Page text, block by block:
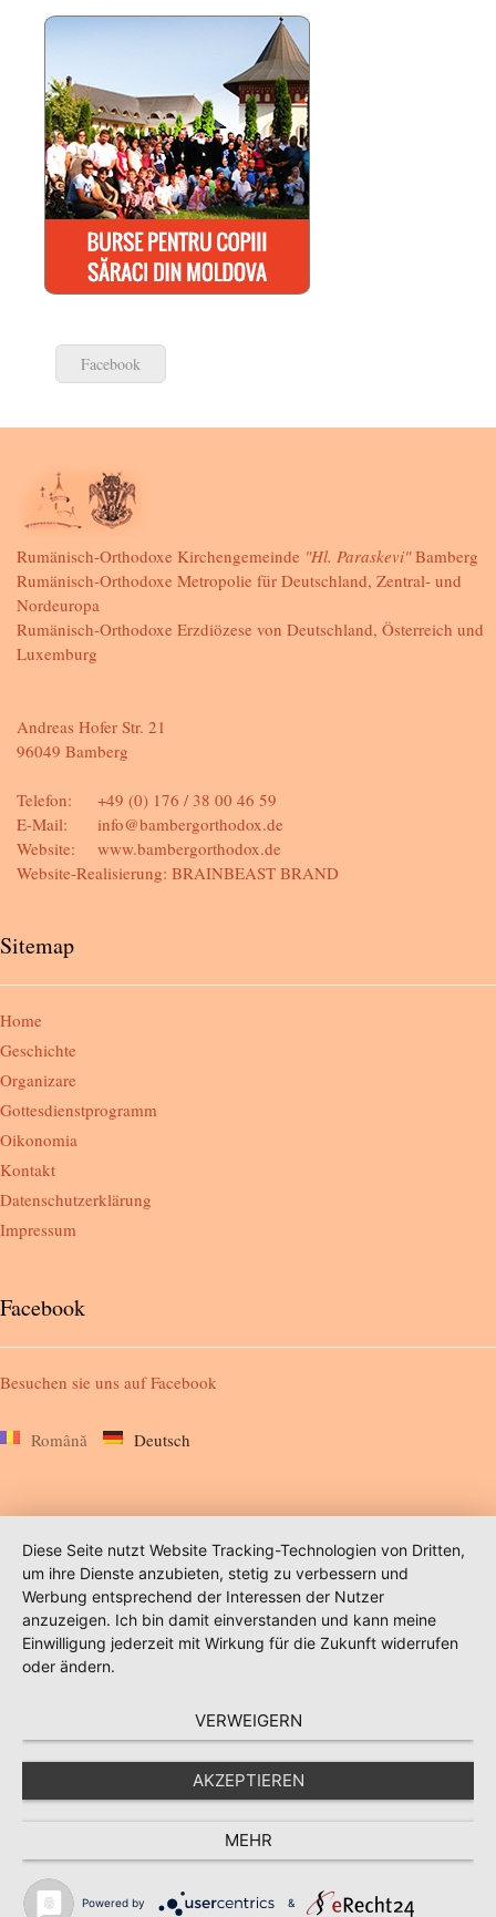
Facebook
Diese Seite nutzt Website Tracking-Technologien von Dritten,
um ihre Dienste anzubieten, stetig zu verbessern und
Werbung entsprechend der Interessen der Nutzer
anzuzeigen. Ich bin damit einverstanden und kann meine
Einwilligung jederzeit mit Wirkung für die Zukunft widerrufen
oder ändern.
VERWEIGERN
AKZEPTIEREN
MEHR
Powered by &
Rumänisch-Orthodoxe Kirchengemeinde "Hl. Paraskevi"Bamberg
Rumänisch-Orthodoxe Metropolie für Deutschland, Zentral- und
Nordeuropa
Rumänisch-Orthodoxe Erzdiözese von Deutschland, Österreich und
Luxemburg
Andreas Hofer Str. 21
96049 Bamberg
Telefon:
E-Mail:
Website:
+49 (0) 176 / 38 00 46 59
info@bambergorthodox.de
www.bambergorthodox.de
Website-Realisierung: BRAINBEAST BRAND
Sitemap
Home
Geschichte
Organizare
Gottesdienstprogramm
Oikonomia
Kontakt
Datenschutzerklärung
Impressum
Facebook
Besuchen sie uns aufFacebook
Română Deutsch